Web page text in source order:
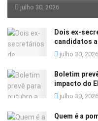
julho 30, 2026
Dois ex-
candidatos
julho 30, 2026
Boletim
impacto do
julho 30, 2026
Quem é a